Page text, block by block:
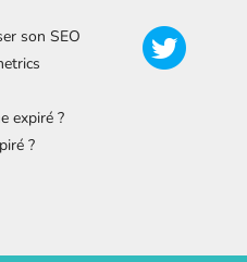
son SEO
expiré ?
?